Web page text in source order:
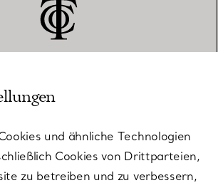
und ähnliche Technologien
Cookies von Drittparteien,
zu betreiben und zu verbessern,